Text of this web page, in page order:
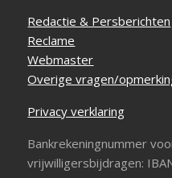
Redactie & Persberichten
Reclame
Webmaster
Overige vragen/
Privacy verklaring
Bankrekeningnummer
vrijwilligersbijdragen: